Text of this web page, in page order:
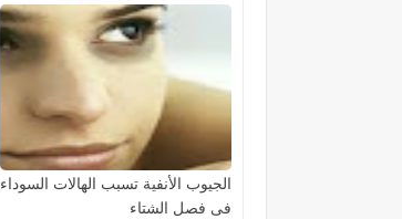
الجيوب الأنفية تسبب الهالات السوداء
فى فصل الشتاء